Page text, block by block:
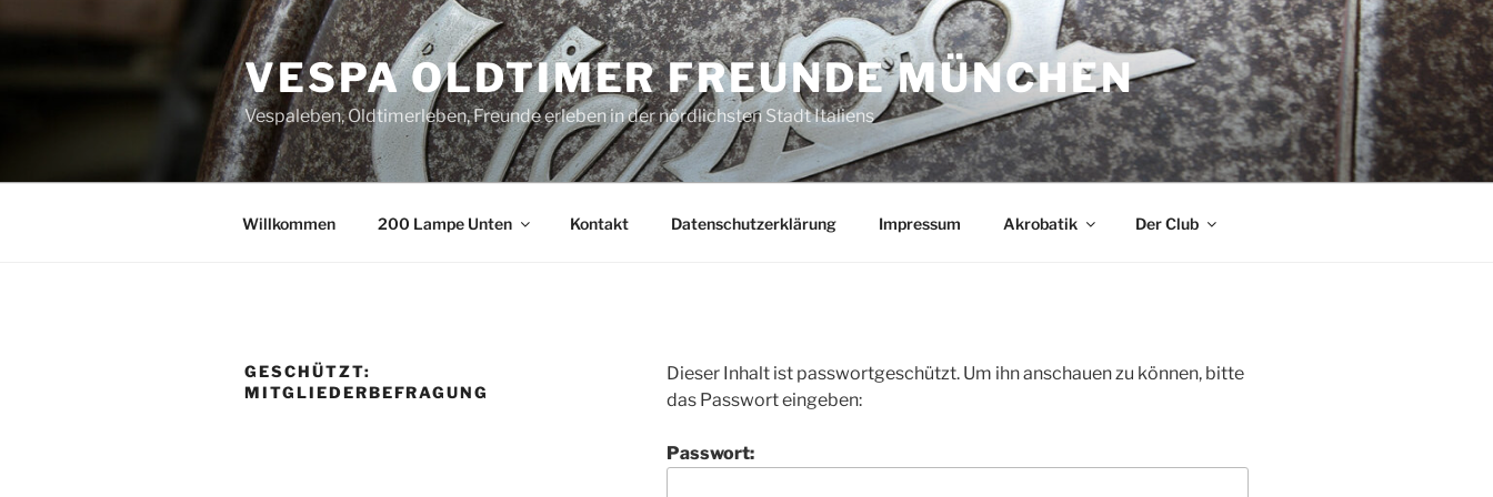
Inhalt
VESPA OLDTIMER FREUNDE MÜNCHEN
Vespaleben, Oldtimerleben, Freunde erleben in der nördlichsten Stadt Italiens
Willkommen 200 Lampe Unten Kontakt Datenschutzerklärung Impressum Akrobatik Der Club
GESCHÜTZT:
MITGLIEDERBEFRAGUNG
Dieser Inhalt ist passwortgeschützt. Um ihn anschauen zu können, bitte
das Passwort eingeben:
Passwort: